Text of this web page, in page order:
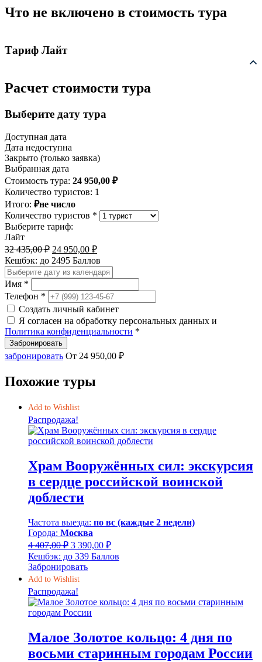
Что не включено в стоимость тура
Тариф Лайт
Расчет стоимости тура
Выберите дату тура
Доступная дата
Дата недоступна
Закрыто (только заявка)
Выбранная дата
Стоимость тура: 24 950,00 ₽
Количество туристов: 1
Итого: ₽не число
Количество туристов *
Выберите тариф:
Лайт
32 435,00₽ Первоначальная
цена
составляла
32
435,00 ₽.
24 950,00 ₽Текущая
цена:
24
950,00 ₽.
Кешбэк: до 2495 Баллов
Имя *
Телефон *
Создать личный кабинет
Я согласен на обработку персональных данных и
Политика конфиденциальности *
Забронировать
забронировать От 24 950,00 ₽
Похожие туры
Add to Wishlist
Распродажа!
Храм Вооружённых сил: экскурсия
в сердце российской воинской
доблести
Частота выезда: по вс (каждые 2 недели)
Города: Москва
4 407,00₽ Первоначальная
цена
составляла
4
407,00 ₽.
3 390,00 ₽Текущая
цена:
3
Кешбэк: до 339 Баллов
Забронировать
Add to Wishlist
Распродажа!
Малое Золотое кольцо: 4 дня по
восьми старинным городам России